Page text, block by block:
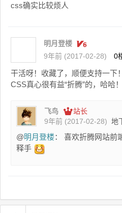
css确实比较烦人
明月登楼
9年前 (2017-02-28)
0
干活呀！收藏了，顺便支持一下！
CSS真心很有益“折腾”的，哈哈！
飞鸟
站长
9年前 (2017-02-28) 地
@明月登楼： 喜欢折腾网站前
释手